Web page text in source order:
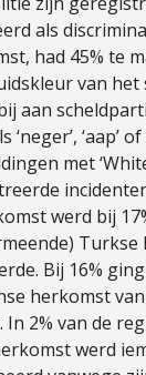
als
had 45% te
van het
aan
‘aap’
met
werd bij
Bij 16%
herkomst
In 2% van de
werd